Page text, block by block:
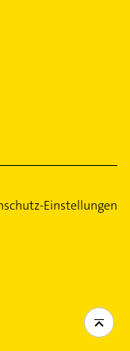
Einstellungen